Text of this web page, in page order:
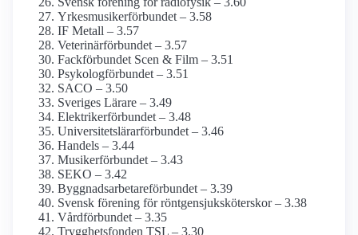
Yrkesmusiker­förbundet – 3.58
IF Metall – 3.57
Veterinärförbundet – 3.57
Fackförbundet Scen & Film – 3.51
Psykolog­förbundet – 3.51
SACO – 3.50
Sveriges Lärare – 3.49
Elektriker­förbundet – 3.48
Universitetslärar­förbundet – 3.46
Handels – 3.44
Musiker­förbundet – 3.43
SEKO – 3.42
Byggnadsarbetare­förbundet – 3.39
Svensk förening för röntgensjuksköterskor – 3.38
Vårdförbundet – 3.35
Trygghetsfonden TSL – 3.30